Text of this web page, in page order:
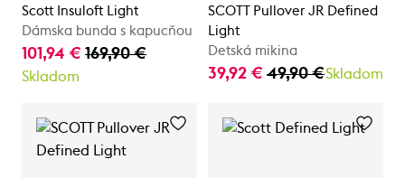
Scott Insuloft Light
Dámska bunda s kapucňou
101,94 € 169,90 €
Skladom
SCOTT Pullover JR Defined
Light
Detská mikina
39,92 € 49,90 €Skladom